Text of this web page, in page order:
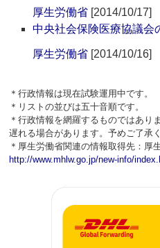
厚生労働省 [2014/10/17]
中央社会保険医療協議会
厚生労働省 [2014/10/16]
＊行政情報は現在試験運用中です。
＊リストの並びは五十音順です。
＊行政情報を網羅するものではあり
遅れる場合があります。予めご了承
＊厚生労働省関連の情報取得先：
http://www.mhlw.go.jp/new-info/